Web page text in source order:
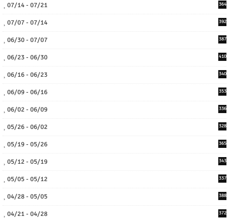
07/14 - 07/21 364
07/07 - 07/14 392
06/30 - 07/07 387
06/23 - 06/30 410
06/16 - 06/23 340
06/09 - 06/16 353
06/02 - 06/09 336
05/26 - 06/02 328
05/19 - 05/26 365
05/12 - 05/19 343
05/05 - 05/12 337
04/28 - 05/05 388
04/21 - 04/28 372